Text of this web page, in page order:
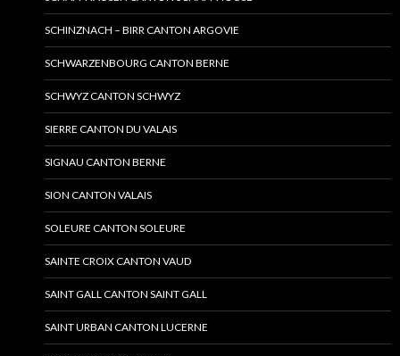
SCHINZNACH – BIRR CANTON ARGOVIE
SCHWARZENBOURG CANTON BERNE
SCHWYZ CANTON SCHWYZ
SIERRE CANTON DU VALAIS
SIGNAU CANTON BERNE
SION CANTON VALAIS
SOLEURE CANTON SOLEURE
SAINTE CROIX CANTON VAUD
SAINT GALL CANTON SAINT GALL
SAINT URBAN CANTON LUCERNE